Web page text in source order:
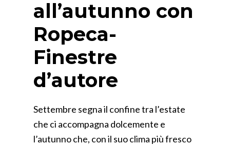
all’autunno con
Ropeca-
Finestre
d’autore
Settembre segna il confine tra l’estate
che ci accompagna dolcemente e
l’autunno che, con il suo clima più fresco